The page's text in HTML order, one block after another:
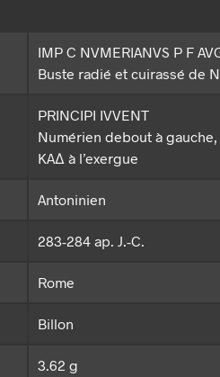
IMP C NVMERIANVS P F
Buste radié et cuirassé de
PRINCIPI IVVENT
Numérien debout à
KAΔ à l’exergue
Antoninien
283-284 ap. J.-C.
Rome
Billon
3.62 g